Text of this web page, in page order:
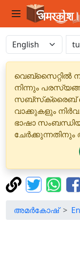
വെബ്‌സൈറ്റിൽ
നിന്നും
സബ്‌സ്‌ക്രൈബ്
വാക്കുകളും
ഭാഷാ
അമർകോഷ്